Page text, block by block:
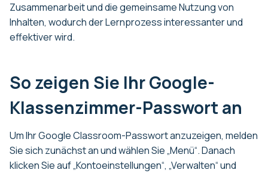
Zusammenarbeit und die gemeinsame Nutzung von
Inhalten, wodurch der Lernprozess interessanter und
effektiver wird.
So zeigen Sie Ihr Google-
Klassenzimmer-Passwort an
Um Ihr Google Classroom-Passwort anzuzeigen, melden
Sie sich zunächst an und wählen Sie „Menü“. Danach
klicken Sie auf „Kontoeinstellungen“, „Verwalten“ und